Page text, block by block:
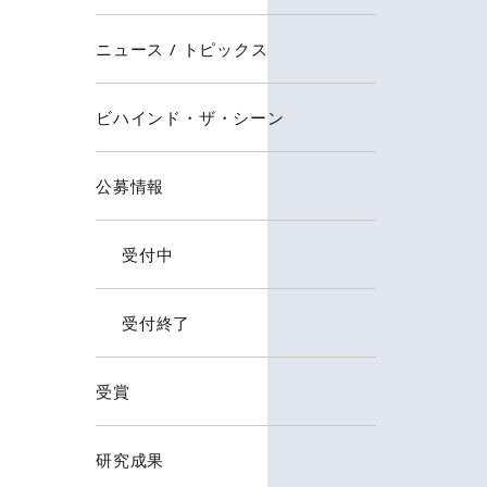
ニュース / トピックス
ビハインド・ザ・シーン
公募情報
受付中
受付終了
受賞
研究成果